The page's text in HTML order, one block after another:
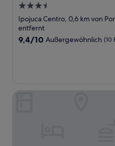
3.5-
Sterne-
Unterkunft
Ipojuca Centro, 0,6 km von
entfernt
9.4
9,4/10 Außergewöhnlich (10